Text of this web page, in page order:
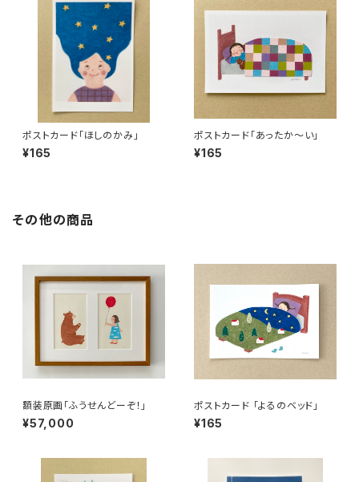
ポストカード「ほしのかみ」
¥165
ポストカード「あったか〜い」
¥165
その他の商品
額装原画「ふうせんどーぞ！」
¥57,000
ポストカード 「よるのベッド」
¥165